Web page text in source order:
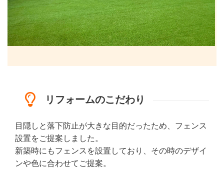
リフォームのこだわり
目隠しと落下防止が大きな目的だったため、フェンス
設置をご提案しました。
新築時にもフェンスを設置しており、その時のデザイ
ンや色に合わせてご提案。